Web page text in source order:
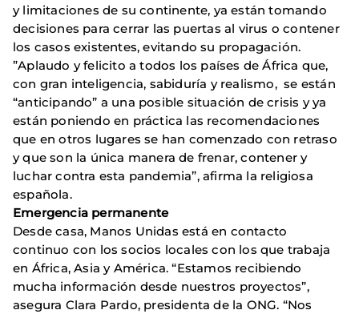
y limitaciones de su continente, ya están tomando
decisiones para cerrar las puertas al virus o contener
los casos existentes, evitando su propagación.
”Aplaudo y felicito a todos los países de África que,
con gran inteligencia, sabiduría y realismo, se están
“anticipando” a una posible situación de crisis y ya
están poniendo en práctica las recomendaciones
que en otros lugares se han comenzado con retraso
y que son la única manera de frenar, contener y
luchar contra esta pandemia”, afirma la religiosa
española.
Emergencia permanente
Desde casa, Manos Unidas está en contacto
continuo con los socios locales con los que trabaja
en África, Asia y América. “Estamos recibiendo
mucha información desde nuestros proyectos”,
asegura Clara Pardo, presidenta de la ONG. “Nos